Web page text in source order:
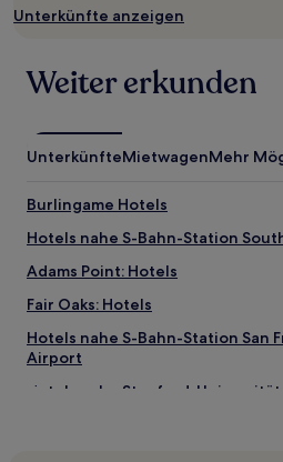
Unterkünfte anzeigen
Weiter erkunden
UnterkünfteMietwagenMehr
Burlingame Hotels
Hotels nahe S-Bahn-Station
Adams Point: Hotels
Fair Oaks: Hotels
Hotels nahe S-Bahn-Station San
Airport
Hotels nahe Stanford-Universität